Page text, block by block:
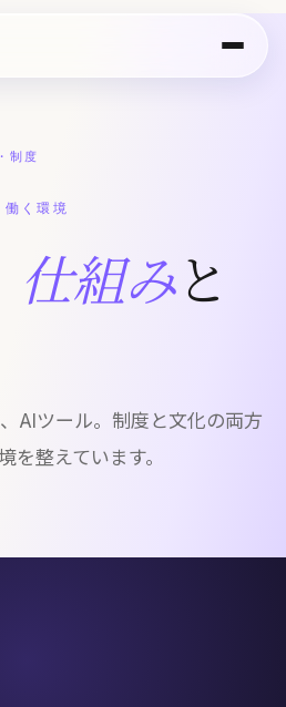
ントリー
制度
く環境
仕組みと
AIツール。制度と文化の両方
を整えています。